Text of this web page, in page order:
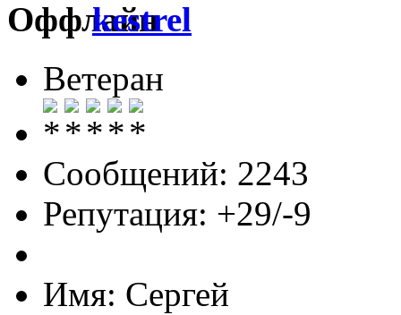
kestrel
Ветеран
Сообщений: 2243
Репутация: +29/-9
Имя: Сергей